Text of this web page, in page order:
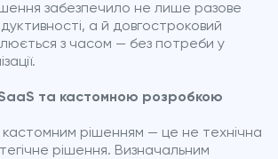
забезпечило не лише разове
а й довгостроковий
з часом — без потреби у
та кастомною розробкою
кастомним рішенням — це не технічна
рішення. Визначальним